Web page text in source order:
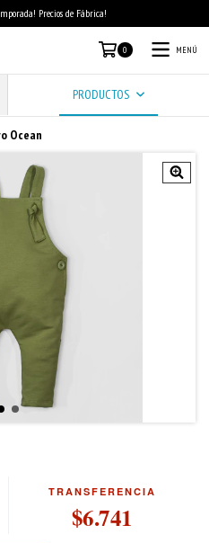
Precios de Fábrica!
0 MENÚ
PRODUCTOS
Ocean
TRANSFERENCIA
$6.741